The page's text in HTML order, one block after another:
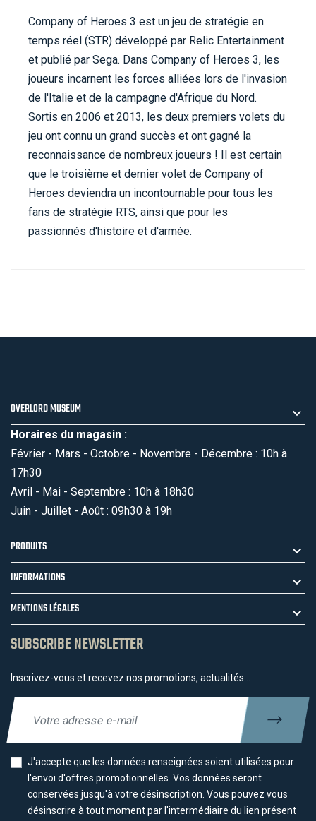
Company of Heroes 3 est un jeu de stratégie en
temps réel (STR) développé par Relic Entertainment
et publié par Sega. Dans Company of Heroes 3, les
joueurs incarnent les forces alliées lors de l'invasion
de l'Italie et de la campagne d'Afrique du Nord.
Sortis en 2006 et 2013, les deux premiers volets du
jeu ont connu un grand succès et ont gagné la
reconnaissance de nombreux joueurs ! Il est certain
que le troisième et dernier volet de Company of
Heroes deviendra un incontournable pour tous les
fans de stratégie RTS, ainsi que pour les
passionnés d'histoire et d'armée.
OVERLORD MUSEUM
Horaires du magasin :
Février - Mars - Octobre - Novembre - Décembre : 10h à
17h30
Avril - Mai - Septembre : 10h à 18h30
Juin - Juillet - Août : 09h30 à 19h
PRODUITS
INFORMATIONS
MENTIONS LÉGALES
SUBSCRIBE NEWSLETTER
Inscrivez-vous et recevez nos promotions, actualités...
J'accepte que les données renseignées soient utilisées pour
l'envoi d'offres promotionnelles. Vos données seront
conservées jusqu'à votre désinscription. Vous pouvez vous
désinscrire à tout moment par l'intermédiaire du lien présent